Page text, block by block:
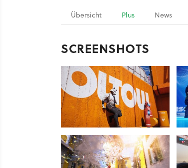
Übersicht Plus News
SCREENSHOTS